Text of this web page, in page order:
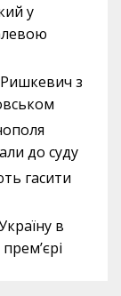
у
з
до суду
гасити
в